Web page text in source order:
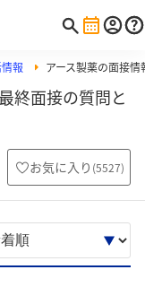
報 アース製薬の面接情
終面接の質問と
お気に入り (5527)